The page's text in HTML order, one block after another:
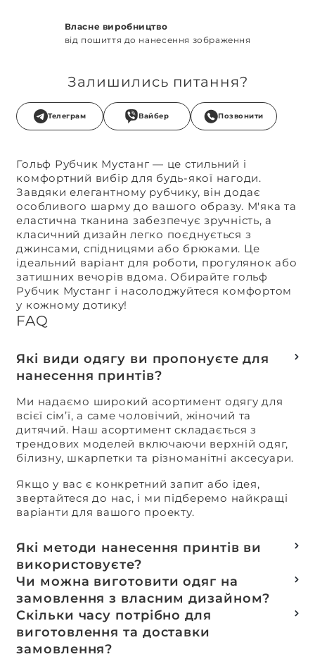
Власне виробництво
від пошиття до нанесення зображення
Залишились питання?
Телеграм Вайбер Позвонити
Гольф Рубчик Мустанг — це стильний і
комфортний вибір для будь-якої нагоди.
Завдяки елегантному рубчику, він додає
особливого шарму до вашого образу. М'яка та
еластична тканина забезпечує зручність, а
класичний дизайн легко поєднується з
джинсами, спідницями або брюками. Це
ідеальний варіант для роботи, прогулянок або
затишних вечорів вдома. Обирайте гольф
Рубчик Мустанг і насолоджуйтеся комфортом
у кожному дотику!
FAQ
Які види одягу ви пропонуєте для
нанесення принтів?
Ми надаємо широкий асортимент одягу для
всієї сім’ї, а саме чоловічий, жіночий та
дитячий. Наш асортимент складається з
трендових моделей включаючи верхній одяг,
білизну, шкарпетки та різноманітні аксесуари.
Якщо у вас є конкретний запит або ідея,
звертайтеся до нас, і ми підберемо найкращі
варіанти для вашого проекту.
Які методи нанесення принтів ви
використовуєте?
Термотранферний
Шовкотрафаретний
DTF – друк
Машинна вишивка
Чи можна виготовити одяг на
замовлення з власним дизайном?
Так, ми спеціалізуємося на розробці колекцій
та мерчу під ключ, цей процес включає підбір
тканин, розробку лекал, дизай та
завершується пошиттям готового виробу.
Скільки часу потрібно для
виготовлення та доставки
замовлення?